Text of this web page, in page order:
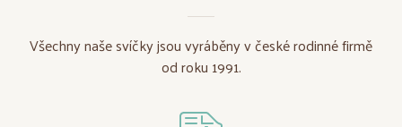
Všechny naše svíčky jsou vyráběny v české rodinné firmě
od roku 1991.